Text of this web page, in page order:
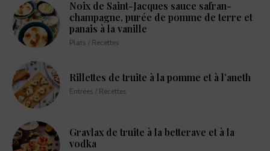
Noix de Saint-Jacques sauce safran-
champagne, purée de pomme de terre et
panais à la vanille
Plats / Recettes
Rillettes de truite à la pomme et à l’aneth
Entrées / Recettes
Gravlax de truite à la betterave et à la
vodka